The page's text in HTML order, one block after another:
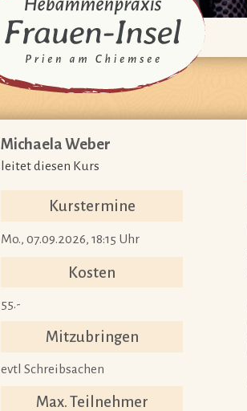
Michaela Weber
leitet diesen Kurs
Kurstermine
Mo., 07.09.2026, 18:15 Uhr
Kosten
55.-
Mitzubringen
evtl Schreibsachen
Max. Teilnehmer